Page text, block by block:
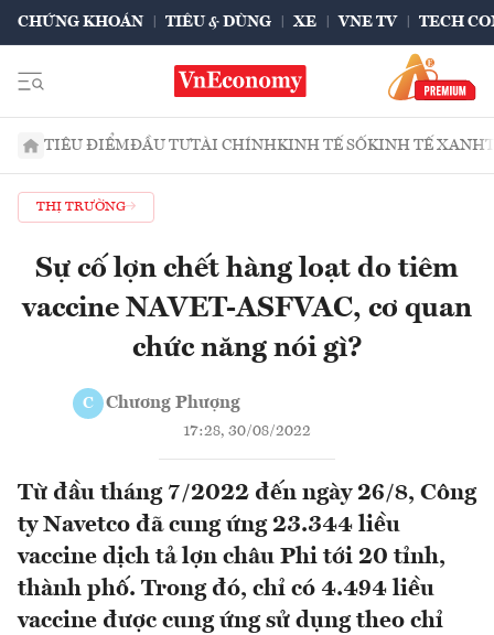
CHỨNG KHOÁN TIÊU & DÙNG XE VNE TV TECH
TIÊU ĐIỂMĐẦU TƯTÀI CHÍNHKINH TẾ SỐKINH TẾ XANH
THỊ TRƯỜNG
Sự cố lợn chết hàng loạt do tiêm
vaccine NAVET-ASFVAC, cơ quan
chức năng nói gì?
C Chương Phượng
17:28, 30/08/2022
Từ đầu tháng 7/2022 đến ngày 26/8, Công
ty Navetco đã cung ứng 23.344 liều
vaccine dịch tả lợn châu Phi tới 20 tỉnh,
thành phố. Trong đó, chỉ có 4.494 liều
vaccine được cung ứng sử dụng theo chỉ